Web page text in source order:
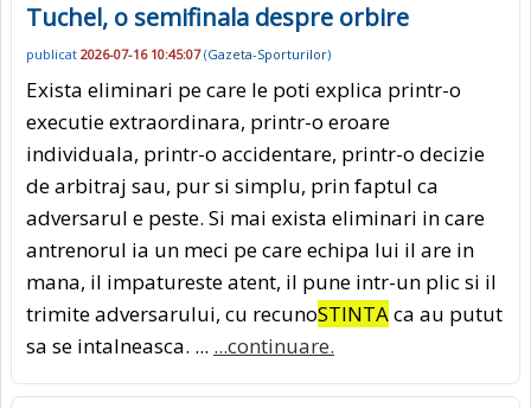
Tuchel, o semifinala despre orbire
publicat 2026-07-16 10:45:07(Gazeta-Sporturilor)
Exista eliminari pe care le poti explica printr-o
executie extraordinara, printr-o eroare
individuala, printr-o accidentare, printr-o decizie
de arbitraj sau, pur si simplu, prin faptul ca
adversarul e peste. Si mai exista eliminari in care
antrenorul ia un meci pe care echipa lui il are in
mana, il impatureste atent, il pune intr-un plic si il
trimite adversarului, cu recunoSTINTAca au putut
sa se intalneasca. ... ...continuare.